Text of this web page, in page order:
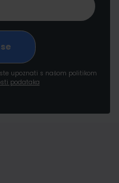
upoznati s našom politikom
podataka